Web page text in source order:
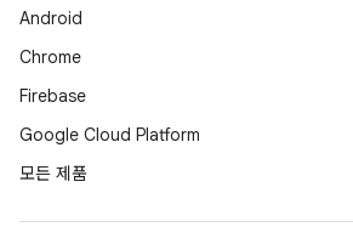
Android
Chrome
Firebase
Google Cloud Platform
모든 제품